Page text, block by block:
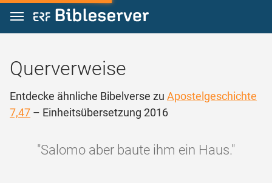
Zum Inhalt springen
Querverweise
Entdecke ähnliche Bibelverse zu Apostelgeschichte
7,47 – Einheitsübersetzung 2016
"Salomo aber baute ihm ein Haus."